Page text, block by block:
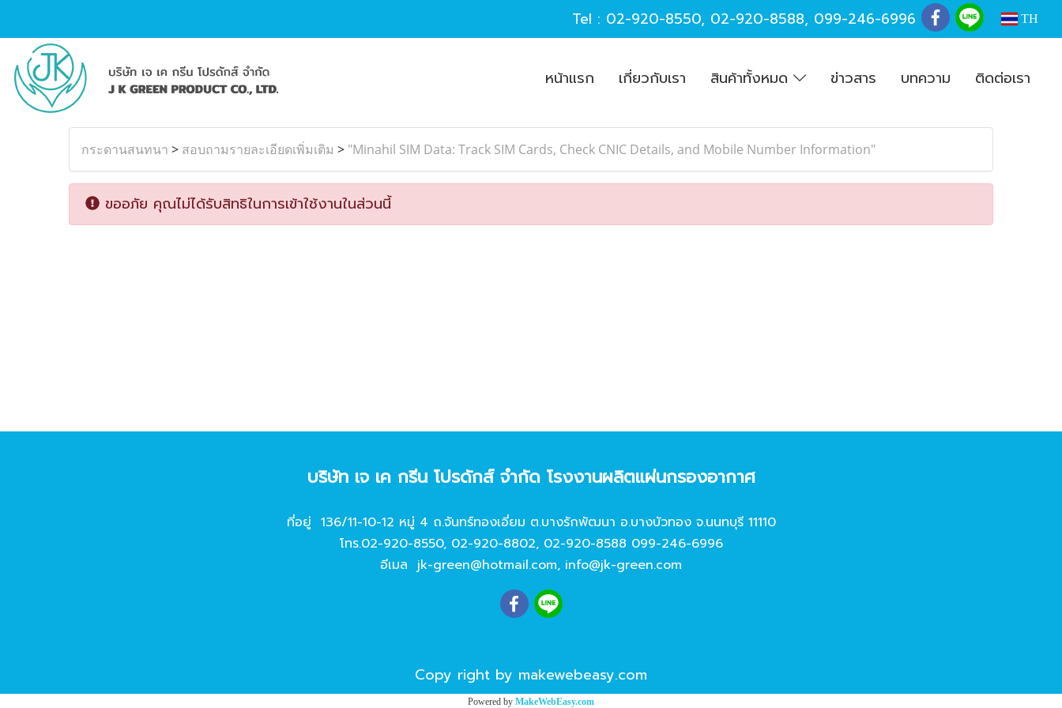
Tel : 02-920-8550, 02-920-8588, 099-246-6996 TH
หน้าแรก เกี่ยวกับเรา สินค้าทั้งหมด ข่าวสาร บทความ ติดต่อเรา
กระดานสนทนา > สอบถามรายละเอียดเพิ่มเติม > "Minahil SIM Data: Track SIM Cards, Check CNIC Details, and Mobile Number Information"
ขออภัย คุณไม่ได้รับสิทธิในการเข้าใช้งานในส่วนนี้
บริษัท เจ เค กรีน โปรดักส์ จํากัด โรงงานผลิตแผ่นกรองอากาศ
ที่อยู่ 136/11-10-12 หมู่ 4 ถ.จันทร์ทองเอี่ยม ต.บางรักพัฒนา อ.บางบัวทอง จ.นนทบุรี 11110
โทร.02-920-8550, 02-920-8802, 02-920-8588 099-246-6996
อีเมล jk-green@hotmail.com, info@jk-green.com
Copy right by makewebeasy.com
Powered by MakeWebEasy.com